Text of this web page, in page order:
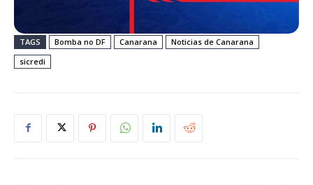
TAGS Bomba no DF Canarana
Noticias de Canarana
sicredi